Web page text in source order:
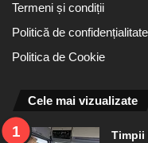
Termeni și condiții
Politică de confidențialitate
Politica de Cookie
Cele mai vizualizate
Timpii